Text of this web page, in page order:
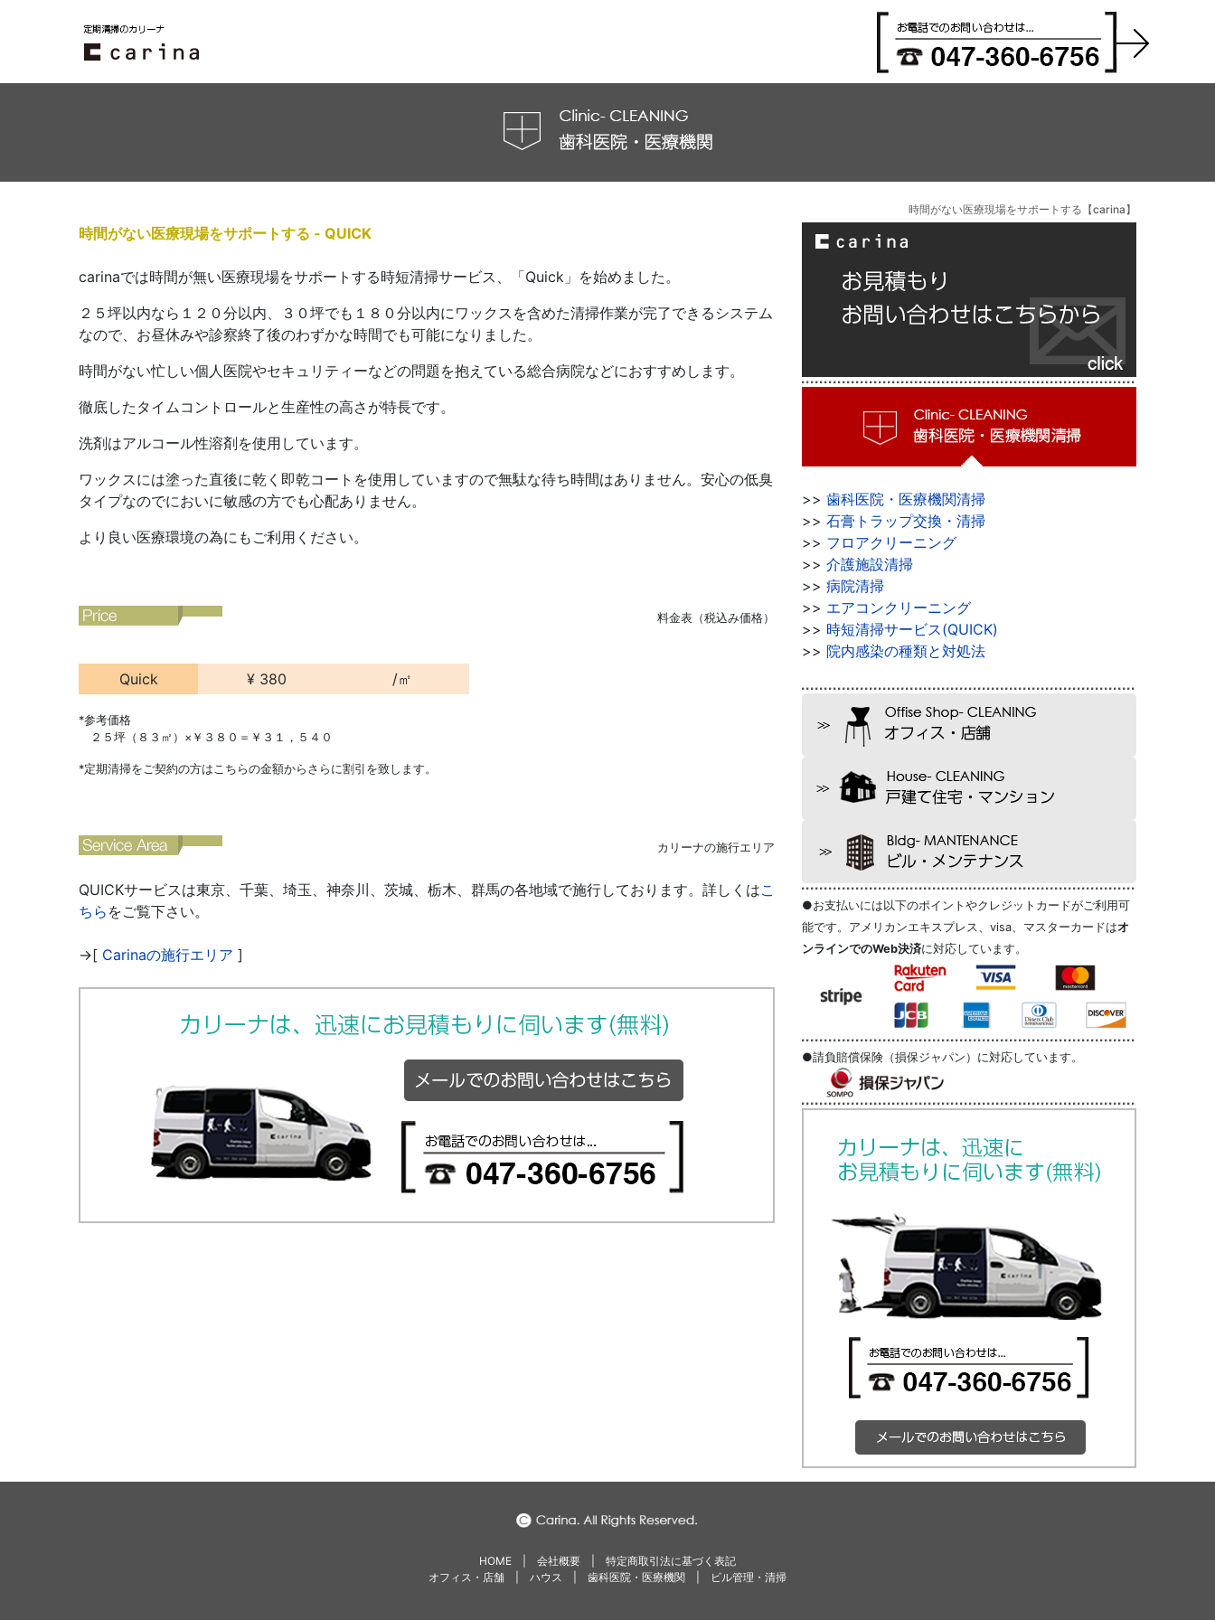
時間がない医療現場をサポートする【carina】
時間がない医療現場をサポートする - QUICK
carinaでは時間が無い医療現場をサポートする時短清掃サービス、「Quick」を始めました。
２５坪以内なら１２０分以内、３０坪でも１８０分以内にワックスを含めた清掃作業が完了できるシステム
なので、お昼休みや診察終了後のわずかな時間でも可能になりました。
時間がない忙しい個人医院やセキュリティーなどの問題を抱えている総合病院などにおすすめします。
徹底したタイムコントロールと生産性の高さが特長です。
洗剤はアルコール性溶剤を使用しています。
ワックスには塗った直後に乾く即乾コートを使用していますので無駄な待ち時間はありません。安心の低臭
タイプなのでにおいに敏感の方でも心配ありません。
より良い医療環境の為にもご利用ください。
料金表（税込み価格）
Quick ¥ 380 /㎡
*参考価格
２５坪（８３㎡）×￥３８０＝￥３１，５４０
*定期清掃をご契約の方はこちらの金額からさらに割引を致します。
カリーナの施行エリア
QUICKサービスは東京、千葉、埼玉、神奈川、茨城、栃木、群馬の各地域で施行しております。詳しくはこ
ちら をご覧下さい。
→[ Carinaの施行エリア ]
>> 歯科医院・医療機関清掃
>> 石膏トラップ交換・清掃
>> フロアクリーニング
>> 介護施設清掃
>> 病院清掃
>> エアコンクリーニング
>> 時短清掃サービス(QUICK)
>> 院内感染の種類と対処法
●お支払いには以下のポイントやクレジットカードがご利用可
能です。アメリカンエキスプレス、visa、マスターカードはオ
ンラインでのWeb決済に対応しています。
●請負賠償保険（損保ジャパン）に対応しています。
HOME 会社概要
特定商取引法に基づく表記
オフィス・店舗
ハウス 歯科医院・医療機関 ビル管理・清掃